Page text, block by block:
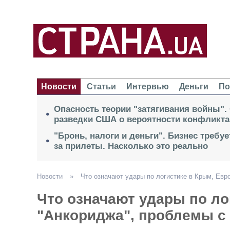
Новости Статьи Интервью Деньги
Опасность теории "затягивания
разведки США о вероятности
"Бронь, налоги и деньги". Бизнес
за прилеты. Насколько это реально
Новости » Что означают удары по логистике в Крым,
Что означают удары по
"Анкориджа", проблемы с